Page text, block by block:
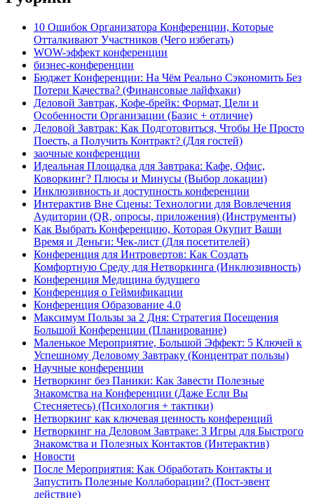
10 Ошибок Организатора Конференции, Которые
Отталкивают Участников (Чего избегать)
WOW-эффект конференции
бизнес-конференции
Бюджет Конференции: На Чём Реально Сэкономить Без
Потери Качества? (Финансовые лайфхаки)
Деловой Завтрак, Кофе-брейк: Формат, Цели и
Особенности Организации (Базис + отличие)
Деловой Завтрак: Как Подготовиться, Чтобы Не Просто
Поесть, а Получить Контракт? (Для гостей)
заочные конференции
Идеальная Площадка для Завтрака: Кафе, Офис,
Коворкинг? Плюсы и Минусы (Выбор локации)
Инклюзивность и доступность конференции
Интерактив Вне Сцены: Технологии для Вовлечения
Аудитории (QR, опросы, приложения) (Инструменты)
Как Выбрать Конференцию, Которая Окупит Ваши
Время и Деньги: Чек-лист (Для посетителей)
Конференция для Интровертов: Как Создать
Комфортную Среду для Нетворкинга (Инклюзивность)
Конференция Медицина будущего
Конференция о Геймификации
Конференция Образование 4.0
Максимум Пользы за 2 Дня: Стратегия Посещения
Большой Конференции (Планирование)
Маленькое Мероприятие, Большой Эффект: 5 Ключей к
Успешному Деловому Завтраку (Концентрат пользы)
Научные конференции
Нетворкинг без Паники: Как Завести Полезные
Знакомства на Конференции (Даже Если Вы
Стесняетесь) (Психология + тактики)
Нетворкинг как ключевая ценность конференций
Нетворкинг на Деловом Завтраке: 3 Игры для Быстрого
Знакомства и Полезных Контактов (Интерактив)
Новости
После Мероприятия: Как Обработать Контакты и
Запустить Полезные Коллаборации? (Пост-эвент
действие)